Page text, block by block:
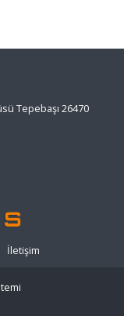
Tepebaşı 26470
İletişim